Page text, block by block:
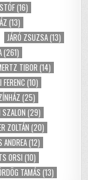
(16)
(13)
JÁRÓ ZSUZSA(13)
(261)
TIBOR(14)
FERENC(10)
(25)
(29)
ZOLTÁN (20)
ANDREA(12)
ORSI(10)
TAMÁS (13)